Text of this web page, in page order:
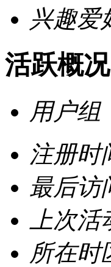
兴趣爱
活跃概况
用户组
注册时
最后访
上次
所在时